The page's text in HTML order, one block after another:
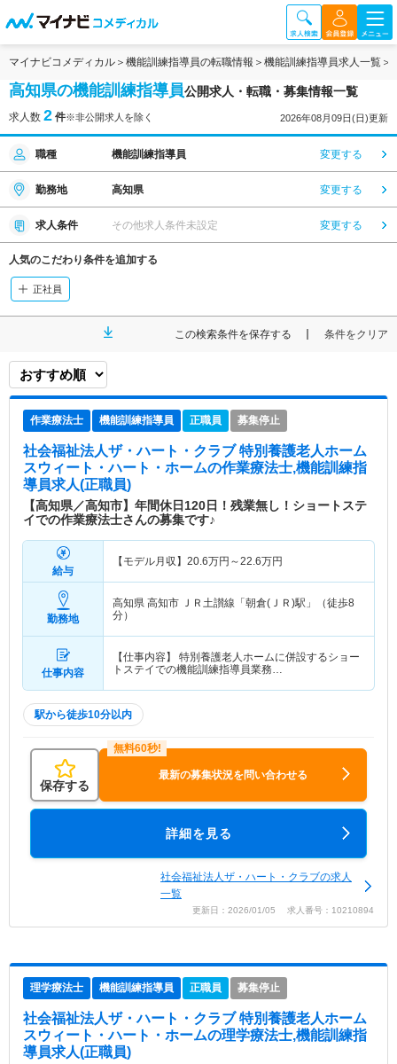
マイナビコメディカル 機能訓練指導員の転職情報 機能訓練指導員求人一覧
高知県の機能訓練指導員公開求人・転職・募集情報一覧
求人数 2 件※非公開求人を除く 2026年08月09日(日)更新
職種 機能訓練指導員 変更する
勤務地 高知県 変更する
求人条件 その他求人条件未設定 変更する
人気のこだわり条件を追加する
正社員
この検索条件を保存する 条件をクリア
作業療法士 機能訓練指導員 正職員 募集停止
社会福祉法人ザ・ハート・クラブ 特別養護老人ホーム
スウィート・ハート・ホームの作業療法士,機能訓練指
導員求人(正職員)
【高知県／高知市】年間休日120日！残業無し！ショートステ
イでの作業療法士さんの募集です♪
給与
【モデル月収】 20.6万円～22.6万円
勤務地
高知県 高知市 ＪＲ土讃線「朝倉(ＪＲ)駅」（徒歩8
分）
仕事内容
【仕事内容】 特別養護老人ホームに併設するショー
トステイでの機能訓練指導員業務…
駅から徒歩10分以内
保存する
最新の募集状況を問い合わせる
詳細を見る
社会福祉法人ザ・ハート・クラブの求人
一覧
更新日：2026/01/05 求人番号：10210894
理学療法士 機能訓練指導員 正職員 募集停止
社会福祉法人ザ・ハート・クラブ 特別養護老人ホーム
スウィート・ハート・ホームの理学療法士,機能訓練指
導員求人(正職員)